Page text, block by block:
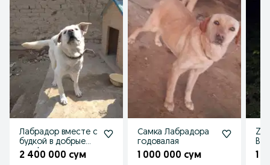
Лабрадор вместе с
будкой в добрые
руки!
2 400 000 сум
Самка Лабрадора
годовалая
1 000 000 сум 1